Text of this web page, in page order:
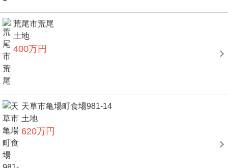
荒尾市荒尾
土地
400万円
天草市亀場町食場981-14
土地
620万円